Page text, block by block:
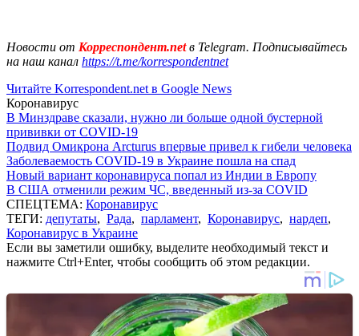
Новости от Корреспондент.netв Telegram. Подписывайтесь
на наш канал https://t.me/korrespondentnet
Читайте Korrespondent.net в Google News
Коронавирус
В Минздраве сказали, нужно ли больше одной бустерной
прививки от COVID-19
Подвид Омикрона Arcturus впервые привел к гибели человека
Заболеваемость COVID-19 в Украине пошла на спад
Новый вариант коронавируса попал из Индии в Европу
В США отменили режим ЧС, введенный из-за COVID
СПЕЦТЕМА: Коронавирус
ТЕГИ: депутаты, Рада, парламент, Коронавирус, нардеп,
Коронавирус в Украине
Если вы заметили ошибку, выделите необходимый текст и
нажмите Ctrl+Enter, чтобы сообщить об этом редакции.